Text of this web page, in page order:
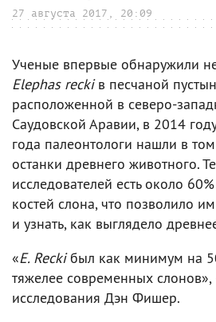
27 августа 2017, 20:09
Ученые впервые обнаружили
Elephas reckiв песчаной
расположенной в северо-
Саудовской Аравии, в 2014
года палеонтологи нашли в
останки древнего животного.
исследователей есть около
костей слона, что позволило
и узнать, как выглядело
«E. Reckiбыл как минимум на
тяжелее современных
исследования Дэн Фишер.